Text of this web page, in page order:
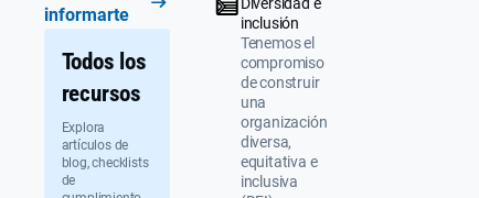
informarte
Todos los
recursos
Explora
artículos de
blog, checklists
de
Diversidad e
inclusión
Tenemos el
compromiso
de construir
una
organización
diversa,
equitativa e
inclusiva